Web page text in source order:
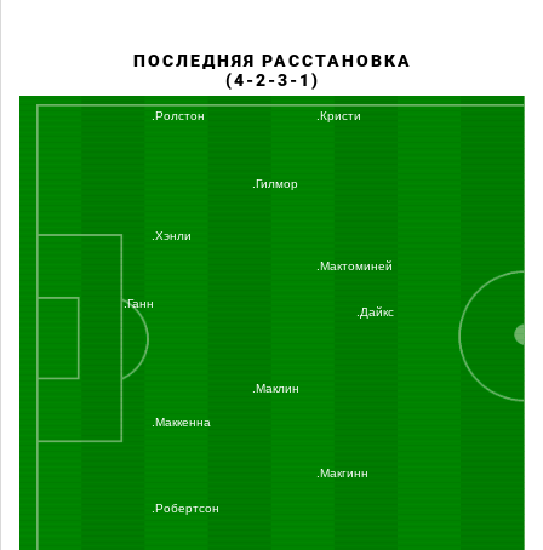
ПОСЛЕДНЯЯ РАССТАНОВКА
(4-2-3-1)
.Ганн
.Гилмор
.Дайкс
.Кристи
.Макгинн
.Маккенна
.Маклин
.Мактоминей
.Робертсон
.Ролстон
.Хэнли